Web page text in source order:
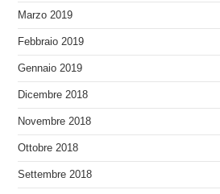
Marzo 2019
Febbraio 2019
Gennaio 2019
Dicembre 2018
Novembre 2018
Ottobre 2018
Settembre 2018